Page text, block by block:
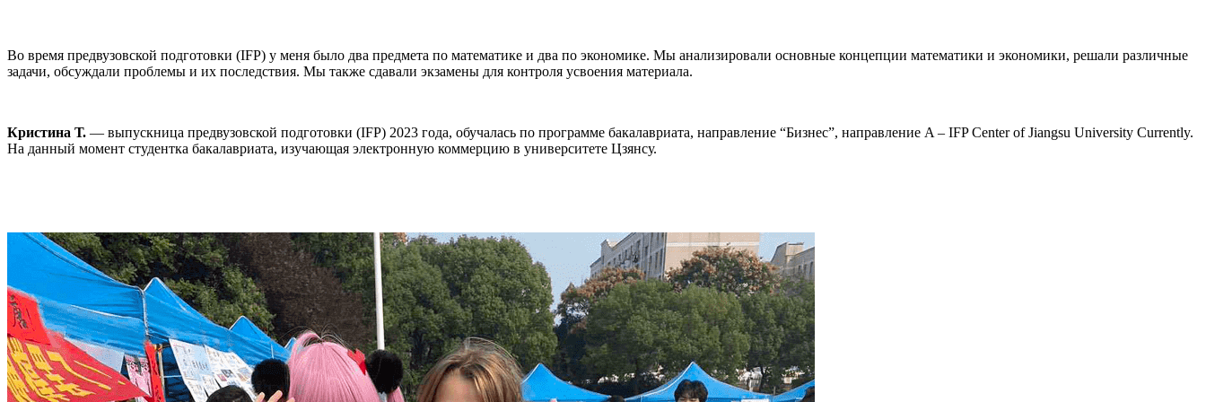
Во время предвузовской подготовки (IFP) у меня было два предмета по математике и два по экономике. Мы анализировали основные концепции математики и экономики, решали различные
задачи, обсуждали проблемы и их последствия. Мы также сдавали экзамены для контроля усвоения материала.
Кристина Т. — выпускница предвузовской подготовки (IFP) 2023 года, обучалась по программе бакалавриата, направление “Бизнес”, направление A – IFP Center of Jiangsu University Currently.
На данный момент студентка бакалавриата, изучающая электронную коммерцию в университете Цзянсу.